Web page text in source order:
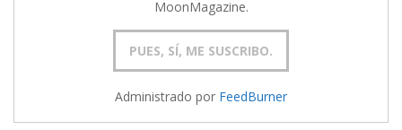
MoonMagazine.
Administrado por FeedBurner